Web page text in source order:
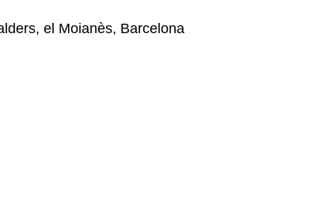
el Moianès, Barcelona